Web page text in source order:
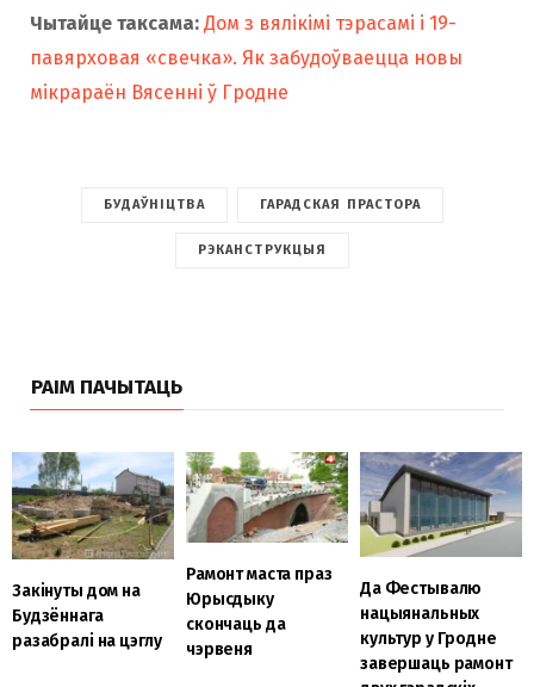
Чытайце таксама: Дом з вялікімі тэрасамі і 19-
павярховая «свечка». Як забудоўваецца новы
мікрараён Вясенні ў Гродне
БУДАЎНІЦТВА ГАРАДСКАЯ ПРАСТОРА
РЭКАНСТРУКЦЫЯ
РАІМ ПАЧЫТАЦЬ
Закінуты дом на
Будзённага
разабралі на цэглу
Рамонт маста праз
Юрысдыку
скончаць да
чэрвеня
Да Фестывалю
нацыянальных
культур у Гродне
завершаць рамонт